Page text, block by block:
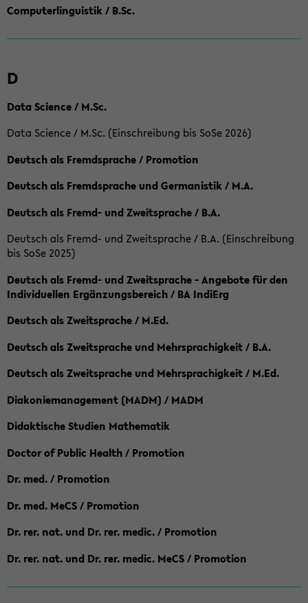
Computerlinguistik / B.Sc.
D
Data Science / M.Sc.
Data Science / M.Sc. (Einschreibung bis SoSe 2026)
Deutsch als Fremdsprache / Promotion
Deutsch als Fremdsprache und Germanistik / M.A.
Deutsch als Fremd- und Zweitsprache / B.A.
Deutsch als Fremd- und Zweitsprache / B.A. (Einschreibung
bis SoSe 2025)
Deutsch als Fremd- und Zweitsprache - Angebote für den
Individuellen Ergänzungsbereich / BA IndiErg
Deutsch als Zweitsprache / M.Ed.
Deutsch als Zweitsprache und Mehrsprachigkeit / B.A.
Deutsch als Zweitsprache und Mehrsprachigkeit / M.Ed.
Diakoniemanagement (MADM) / MADM
Didaktische Studien Mathematik
Doctor of Public Health / Promotion
Dr. med. / Promotion
Dr. med. MeCS / Promotion
Dr. rer. nat. und Dr. rer. medic. / Promotion
Dr. rer. nat. und Dr. rer. medic. MeCS / Promotion